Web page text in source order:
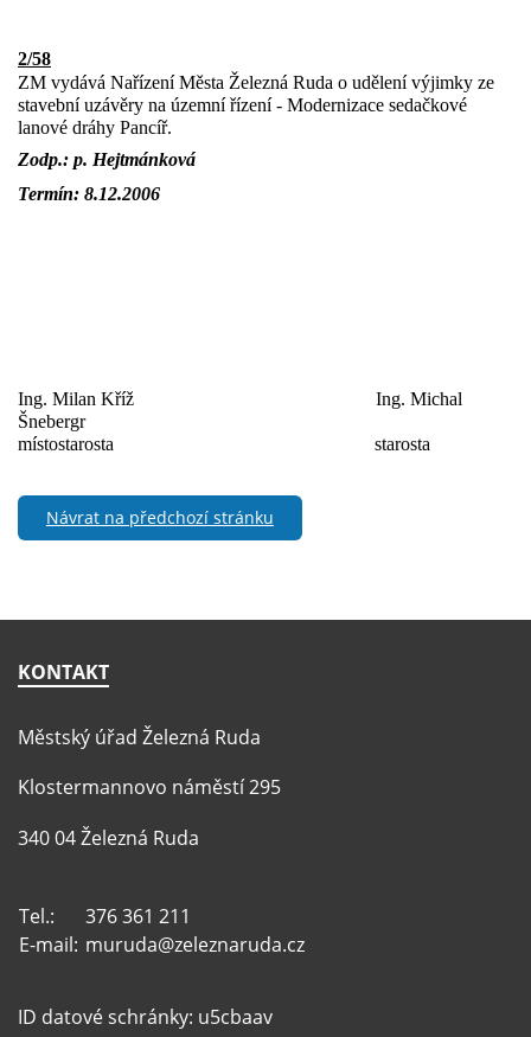
2/58
ZM vydává Nařízení Města Železná Ruda o udělení výjimky ze
stavební uzávěry na územní řízení - Modernizace sedačkové
lanové dráhy Pancíř.
Zodp.: p. Hejtmánková
Termín: 8.12.2006
Ing. Milan Kříž
Ing. Michal
Šnebergr
místostarosta
starosta
Návrat na předchozí stránku
KONTAKT
Městský úřad Železná Ruda
Klostermannovo náměstí 295
340 04 Železná Ruda
Tel.:
376 361 211
E-mail: muruda@zeleznaruda.cz
ID datové schránky: u5cbaav